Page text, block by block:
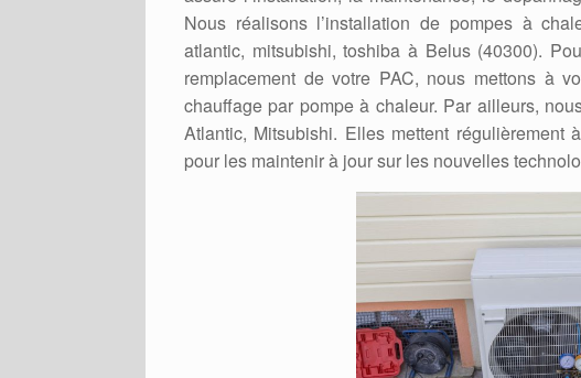
Nous réalisons l’installation de pompes à
atlantic, mitsubishi, toshiba à Belus (40300).
remplacement de votre PAC, nous mettons à
chauffage par pompe à chaleur. Par ailleurs,
Atlantic, Mitsubishi. Elles mettent
pour les maintenir à jour sur les nouvelles